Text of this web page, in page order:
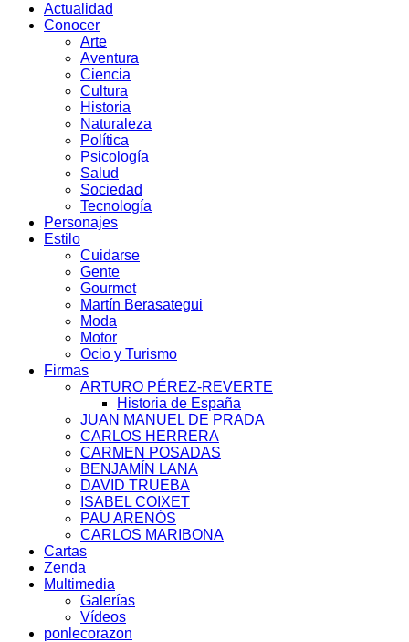
Actualidad
Conocer
Arte
Aventura
Ciencia
Cultura
Historia
Naturaleza
Política
Psicología
Salud
Sociedad
Tecnología
Personajes
Estilo
Cuidarse
Gente
Gourmet
Martín Berasategui
Moda
Motor
Ocio y Turismo
Firmas
ARTURO PÉREZ-REVERTE
Historia de España
JUAN MANUEL DE PRADA
CARLOS HERRERA
CARMEN POSADAS
BENJAMÍN LANA
DAVID TRUEBA
ISABEL COIXET
PAU ARENÓS
CARLOS MARIBONA
Cartas
Zenda
Multimedia
Galerías
Vídeos
ponlecorazon